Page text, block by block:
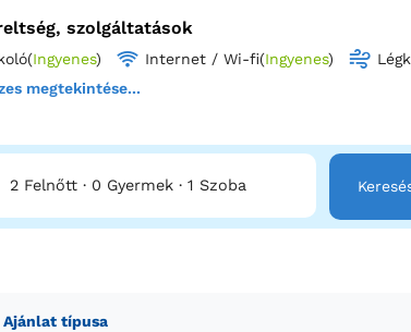
szolgáltatások
(Ingyenes) Internet / Wi-fi(Ingyenes)
megtekintése...
2 Felnőtt· 0 Gyermek ·1 Szoba
Ajánlat típusa